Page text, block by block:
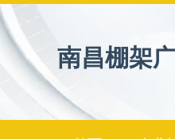
南昌棚架